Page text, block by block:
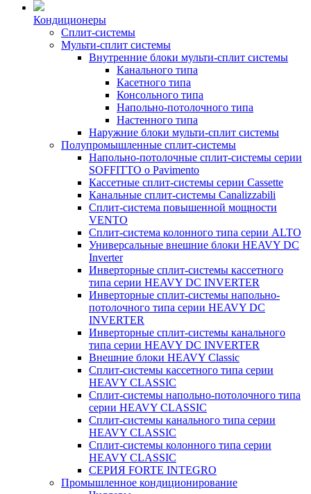
Кондиционеры
Сплит-системы
Мульти-сплит системы
Внутренние блоки мульти-сплит системы
Канального типа
Касетного типа
Консольного типа
Напольно-потолочного типа
Настенного типа
Наружние блоки мульти-сплит системы
Полупромышленные сплит-системы
Напольно-потолочные сплит-системы серии
SOFFITTO o Pavimento
Кассетные сплит-системы серии Cassette
Канальные сплит-системы Canalizzabili
Сплит-система повышенной мощности
VENTO
Сплит-система колонного типа серии ALTO
Универсальные внешние блоки HEAVY DC
Inverter
Инверторные сплит-системы кассетного
типа серии HEAVY DC INVERTER
Инверторные сплит-системы напольно-
потолочного типа серии HEAVY DC
INVERTER
Инверторные сплит-системы канального
типа серии HEAVY DC INVERTER
Внешние блоки HEAVY Classic
Сплит-системы кассетного типа серии
HEAVY CLASSIC
Сплит-системы напольно-потолочного типа
серии HEAVY CLASSIC
Сплит-системы канального типа серии
HEAVY CLASSIC
Сплит-системы колонного типа серии
HEAVY CLASSIC
СЕРИЯ FORTE INTEGRO
Промышленное кондиционирование